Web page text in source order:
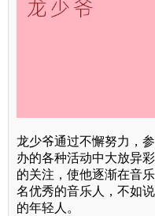
龙少爷通过不懈努力，
办的各种活动中大放异
的关注，使他逐渐在音
名优秀的音乐人，不如
的年轻人。